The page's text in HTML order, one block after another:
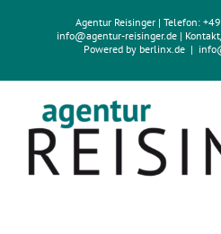
Agentur Reisinger| Telefon:
info@agentur-reisinger.de |
Powered by berlinx.de |